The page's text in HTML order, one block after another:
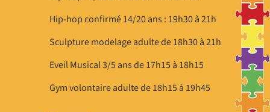
Hip-hop confirmé 14/20 ans : 19h30 à 21h
Sculpture modelage adulte de 18h30 à 21h
Eveil Musical 3/5 ans de 17h15 à 18h15
Gym volontaire adulte de 18h15 à 19h45